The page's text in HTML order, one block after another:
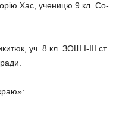
Хас, ученицю 9 кл. Со­
уч. 8 кл. ЗОШ І-ІІІ ст.